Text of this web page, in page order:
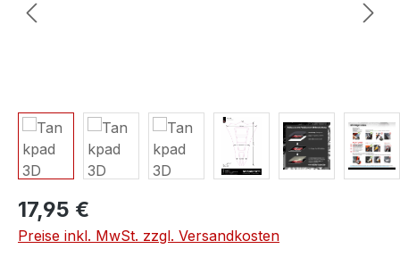
17,95 €
Preise inkl. MwSt. zzgl. Versandkosten